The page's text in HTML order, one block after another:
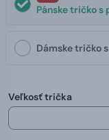
Pánske tričko
Dámske tričko
Veľkosť trička